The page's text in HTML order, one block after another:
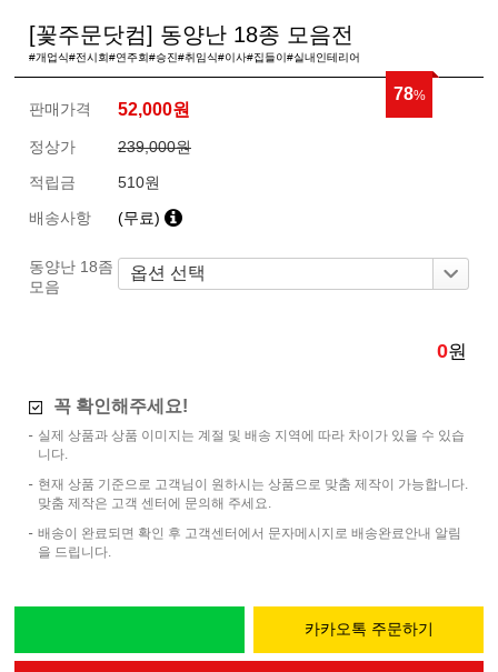
[꽃주문닷컴] 동양난 18종 모음전
#개업식#전시회#연주회#승진#취임식#이사#집들이#실내인테리어
78%
판매가격 52,000원
정상가
239,000원
적립금
510원
배송사항
(무료)
동양난 18좀
모음
0원
꼭 확인해주세요!
실제 상품과 상품 이미지는 계절 및 배송 지역에 따라 차이가 있을 수 있습
니다.
현재 상품 기준으로 고객님이 원하시는 상품으로 맞춤 제작이 가능합니다.
맞춤 제작은 고객 센터에 문의해 주세요.
배송이 완료되면 확인 후 고객센터에서 문자메시지로 배송완료안내 알림
을 드립니다.
카카오톡 주문하기